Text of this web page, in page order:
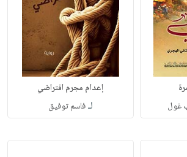
غول
إعدام مجرم افتراضي
لـفاسم توفيق